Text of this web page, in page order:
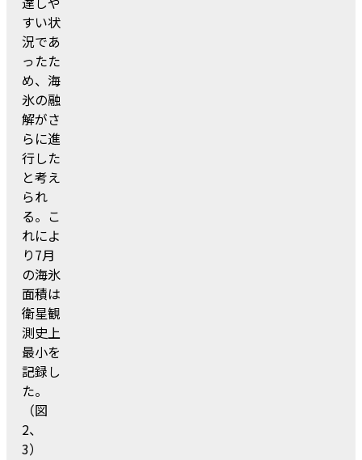
すい状
況であ
ったた
め、海
氷の融
解がさ
らに進
行した
と考え
られ
る。こ
れによ
り7月
の海氷
面積は
衛星観
測史上
最小を
記録し
た。
（図
2、
3）